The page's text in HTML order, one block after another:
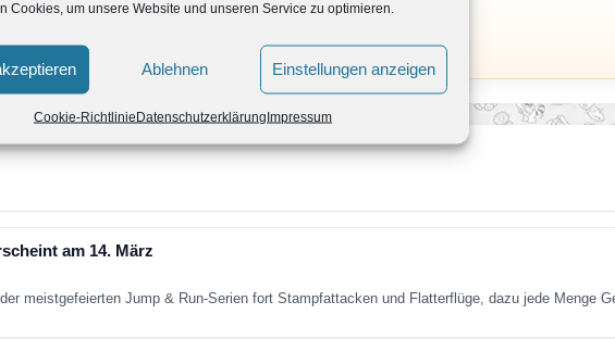
Cookies, um unsere Website und unseren Service zu optimieren.
Ablehnen Einstellungen anzeigen
Cookie-RichtlinieDatenschutzerklärungImpressum
am 14. März
meistgefeierten Jump & Run-Serien fort Stampfattacken und Flatterflüge, dazu jede Menge